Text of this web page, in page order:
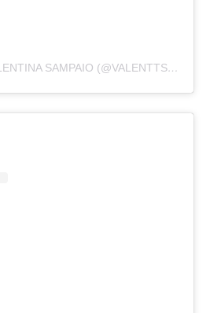
ПУБЛИКАЦИЯ ОТ VALENTINA SAMPAIO (@VALENTTS)